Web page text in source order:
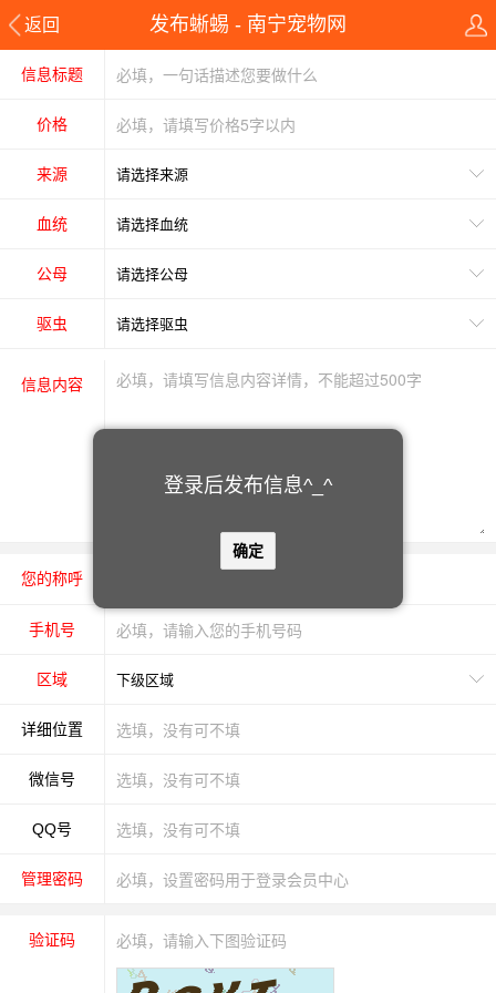
登录后发布信息^_^
确定
返回 发布蜥蜴 - 南宁宠物网
信息标题
价格
来源
血统
公母
驱虫
信息内容
您的称呼
手机号
区域
详细位置
微信号
QQ号
管理密码
验证码